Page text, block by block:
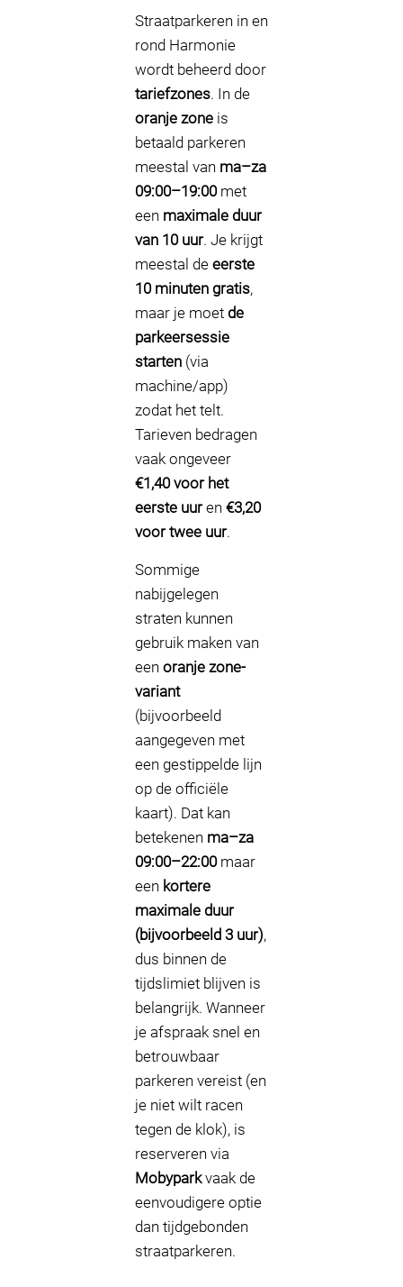
Straatparkeren in en
rond Harmonie
wordt beheerd door
tariefzones. In de
oranje zone is
betaald parkeren
meestal van ma–za
09:00–19:00met
een maximale duur
van 10 uur. Je krijgt
meestal de eerste
10 minuten gratis,
maar je moet de
parkeersessie
starten (via
machine/app)
zodat het telt.
Tarieven bedragen
vaak ongeveer
€1,40 voor het
eerste uuren €3,20
voor twee uur.
Sommige
nabijgelegen
straten kunnen
gebruik maken van
een oranje zone-
variant
(bijvoorbeeld
aangegeven met
een gestippelde lijn
op de officiële
kaart). Dat kan
betekenen ma–za
09:00–22:00maar
een kortere
maximale duur
(bijvoorbeeld 3 uur),
dus binnen de
tijdslimiet blijven is
belangrijk. Wanneer
je afspraak snel en
betrouwbaar
parkeren vereist (en
je niet wilt racen
tegen de klok), is
reserveren via
Mobyparkvaak de
eenvoudigere optie
dan tijdgebonden
straatparkeren.